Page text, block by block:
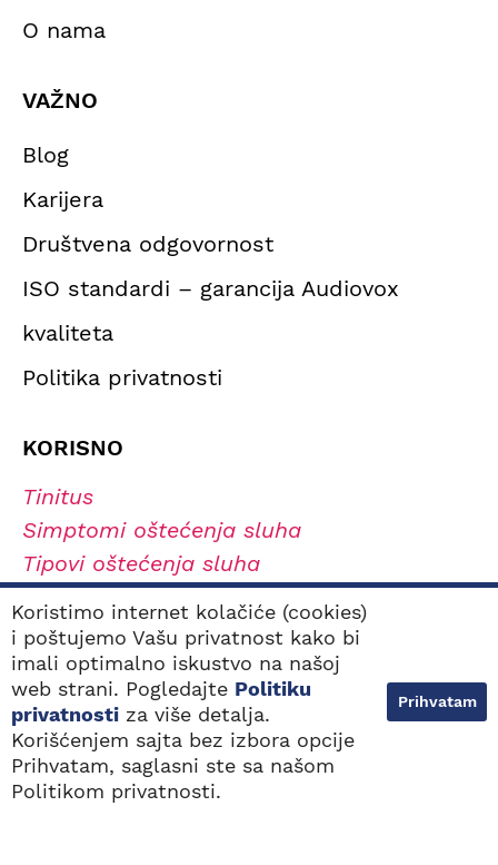
NAJBLIŽE
LOKACIJE
BESPLATAN POZIV
O nama
VAŽNO
Blog
Karijera
Društvena odgovornost
ISO standardi – garancija Audiovox
kvaliteta
Politika privatnosti
KORISNO
Tinitus
Simptomi oštećenja sluha
Tipovi oštećenja sluha
Navikavanje na slušni aparat
Kako odabrati najbolji slušni aparat?
Sva prava zadržana. 2000 - 2026. © Audiovox
Koristimo internet kolačiće (cookies)
i poštujemo Vašu privatnost kako bi
imali optimalno iskustvo na našoj
web strani. Pogledajte Politiku
privatnosti za više detalja.
Korišćenjem sajta bez izbora opcije
Prihvatam, saglasni ste sa našom
Politikom privatnosti.
Prihvatam